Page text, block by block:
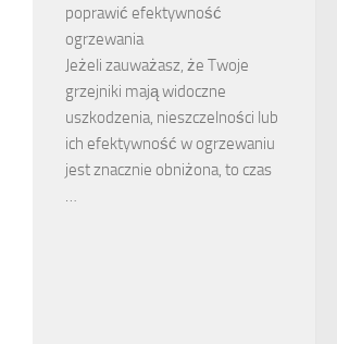
poprawić efektywność
ogrzewania
Jeżeli zauważasz, że Twoje
grzejniki mają widoczne
uszkodzenia, nieszczelności lub
ich efektywność w ogrzewaniu
jest znacznie obniżona, to czas
…